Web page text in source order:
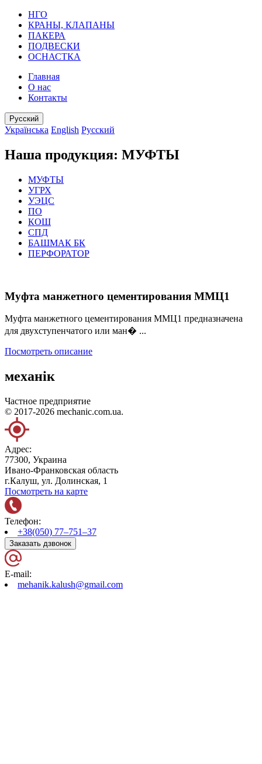
НГО
КРАНЫ, КЛАПАНЫ
ПАКЕРА
ПОДВЕСКИ
ОСНАСТКА
Главная
О нас
Контакты
Русский
Українська English Русский
Наша продукция: МУФТЫ
МУФТЫ
УГРХ
УЭЦС
ПО
КОШ
СПД
БАШМАК БК
ПЕРФОРАТОР
Муфта манжетного цементирования ММЦ1
Муфта манжетного цементирования ММЦ1 предназначена
для двухступенчатого или ман� ...
Посмотреть описание
механік
Частное предприятие
© 2017-2026 mechanic.com.ua.
Адрес:
77300, Украина
Ивано-Франковская область
г.Калуш, ул. Долинская, 1
Посмотреть на карте
Телефон:
+38(050) 77–751–37
Заказать дзвонок
E-mail:
mehanik.kalush@gmail.com